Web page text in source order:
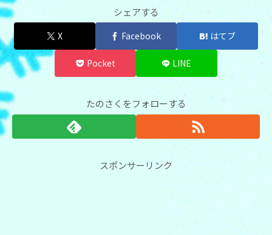
シェアする
X Facebook はてブ
Pocket LINE
たのさくをフォローする
スポンサーリンク